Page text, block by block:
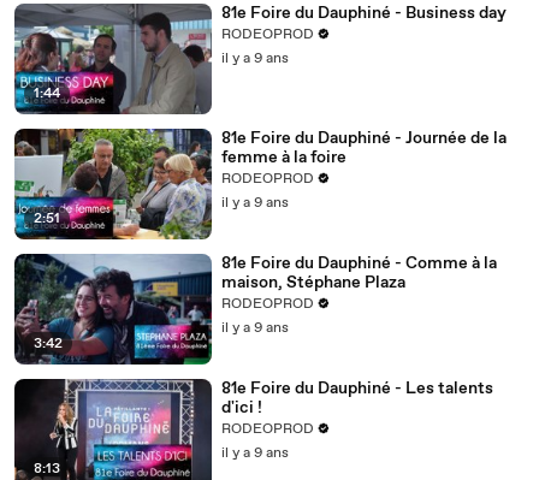
1:44
81e Foire du Dauphiné - Business day
RODEOPROD
il y a 9 ans
2:51
81e Foire du Dauphiné - Journée de la
femme à la foire
RODEOPROD
il y a 9 ans
3:42
81e Foire du Dauphiné - Comme à la
maison, Stéphane Plaza
RODEOPROD
il y a 9 ans
8:13
81e Foire du Dauphiné - Les talents
d'ici !
RODEOPROD
il y a 9 ans